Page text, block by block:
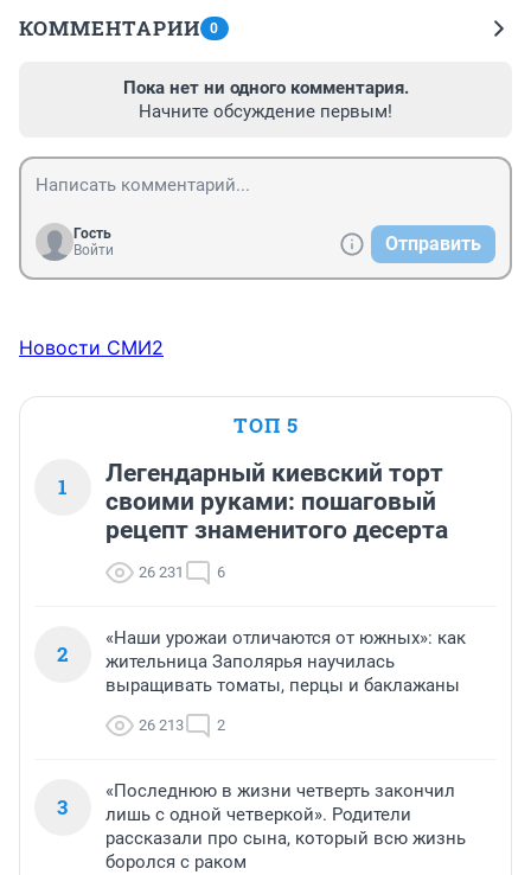
КОММЕНТАРИИ 0
Пока нет ни одного комментария.
Начните обсуждение первым!
Гость
Войти
Отправить
Новости СМИ2
ТОП 5
1
Легендарный киевский торт
своими руками: пошаговый
рецепт знаменитого десерта
26 231 6
2
«Наши урожаи отличаются от южных»: как
жительница Заполярья научилась
выращивать томаты, перцы и баклажаны
26 213 2
3
«Последнюю в жизни четверть закончил
лишь с одной четверкой». Родители
рассказали про сына, который всю жизнь
боролся с раком